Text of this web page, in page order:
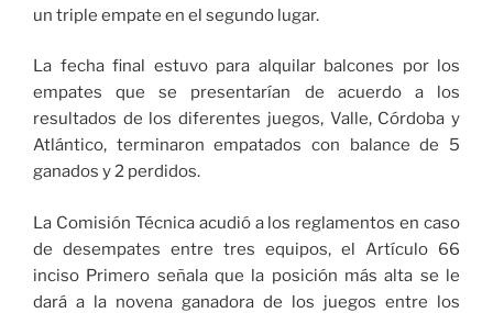
un triple empate en el segundo lugar.
La fecha final estuvo para alquilar balcones por los
empates que se presentarían de acuerdo a los
resultados de los diferentes juegos, Valle, Córdoba y
Atlántico, terminaron empatados con balance de 5
ganados y 2 perdidos.
La Comisión Técnica acudió a los reglamentos en caso
de desempates entre tres equipos, el Artículo 66
inciso Primero señala que la posición más alta se le
dará a la novena ganadora de los juegos entre los